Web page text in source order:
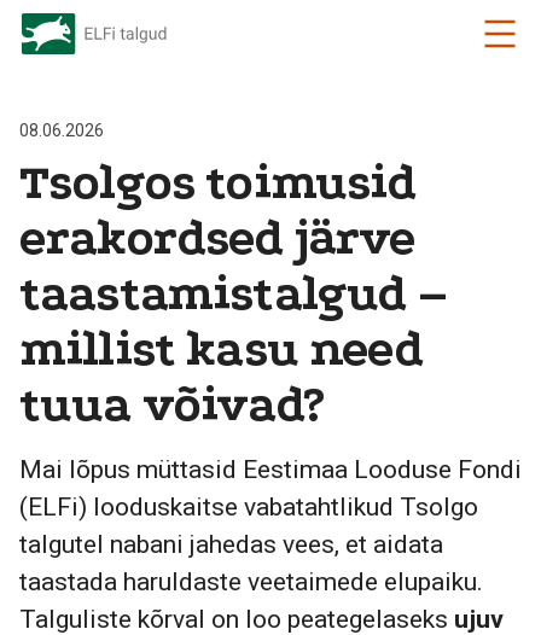
08.06.2026
Tsolgos toimusid
erakordsed järve
taastamistalgud –
millist kasu need
tuua võivad?
Mai lõpus müttasid Eestimaa Looduse Fondi
(ELFi) looduskaitse vabatahtlikud Tsolgo
talgutel nabani jahedas vees, et aidata
taastada haruldaste veetaimede elupaiku.
Talguliste kõrval on loo peategelaseks ujuv